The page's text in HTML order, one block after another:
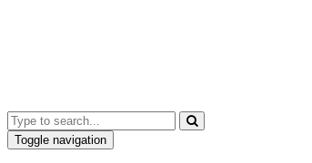
Toggle navigation